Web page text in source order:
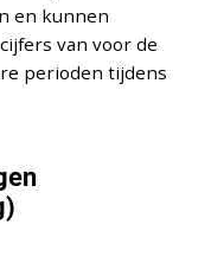
en kunnen
van voor de
perioden tijdens